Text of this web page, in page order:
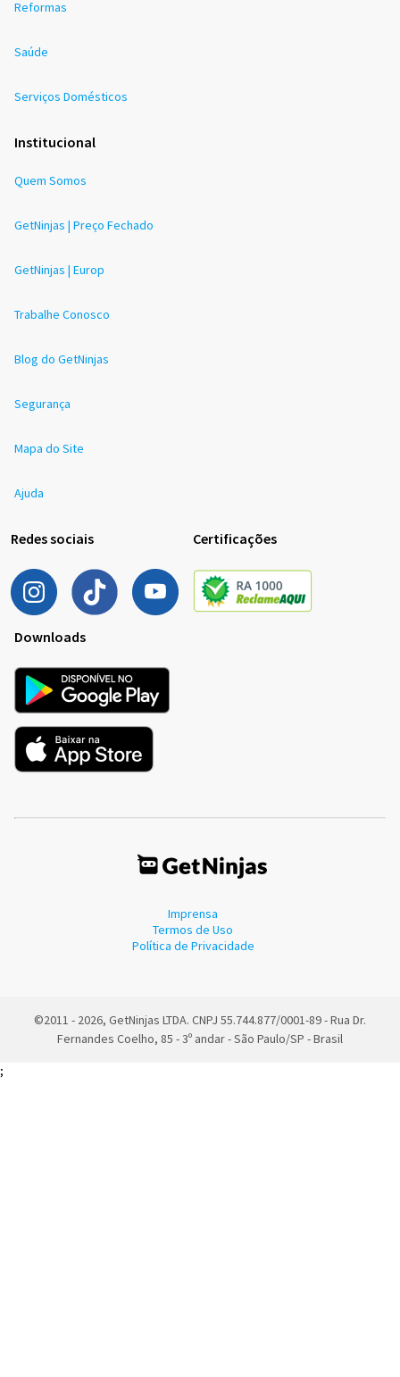
Reformas
Saúde
Serviços Domésticos
Institucional
Quem Somos
GetNinjas | Preço Fechado
GetNinjas | Europ
Trabalhe Conosco
Blog do GetNinjas
Segurança
Mapa do Site
Ajuda
Redes sociais Certificações
Downloads
Imprensa
Termos de Uso
Política de Privacidade
©2011 - 2026, GetNinjas LTDA. CNPJ 55.744.877/0001-89 - Rua Dr.
Fernandes Coelho, 85 - 3º andar - São Paulo/SP - Brasil
;